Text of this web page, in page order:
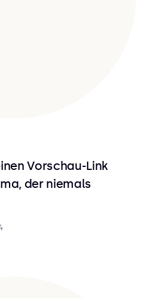
Vorschau-Link
der niemals